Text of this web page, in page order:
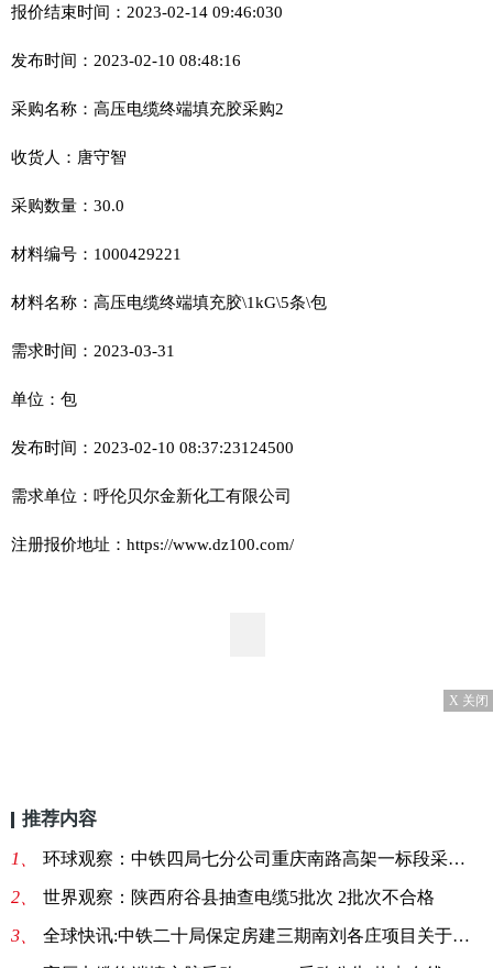
报价结束时间：2023-02-14 09:46:030
发布时间：2023-02-10 08:48:16
采购名称：高压电缆终端填充胶采购2
收货人：唐守智
采购数量：30.0
材料编号：1000429221
材料名称：高压电缆终端填充胶\1kG\5条\包
需求时间：2023-03-31
单位：包
发布时间：2023-02-10 08:37:23124500
需求单位：呼伦贝尔金新化工有限公司
注册报价地址：https://www.dz100.com/
X 关闭
推荐内容
1、 环球观察：中铁四局七分公司重庆南路高架一标段采购电缆一批
2、 世界观察：陕西府谷县抽查电缆5批次 2批次不合格
3、 全球快讯:中铁二十局保定房建三期南刘各庄项目关于电线电缆的询价单